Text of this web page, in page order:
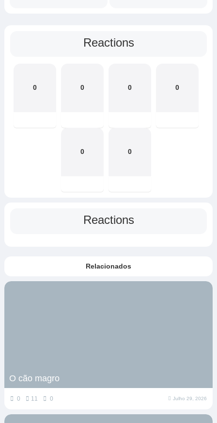
Reactions
0 0 0 0
0 0
Reactions
Relacionados
O cão magro
0 11 0 Julho 29, 2026